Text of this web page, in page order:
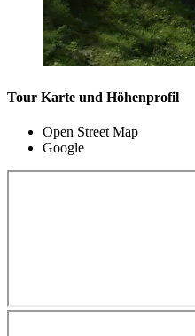
Tour Karte und Höhenprofil
Open Street Map
Google